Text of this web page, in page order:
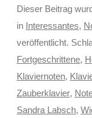
Dieser Beitrag
in Interessantes,
veröffentlicht.
Fortgeschrittene,
Klaviernoten,
Zauberklavier,
Sandra Labsch,